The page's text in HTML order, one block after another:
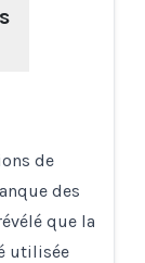
de
des
que la
utilisée